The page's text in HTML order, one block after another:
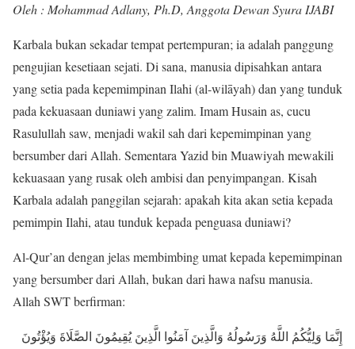
Oleh : Mohammad Adlany, Ph.D, Anggota Dewan Syura IJABI
Karbala bukan sekadar tempat pertempuran; ia adalah panggung
pengujian kesetiaan sejati. Di sana, manusia dipisahkan antara
yang setia pada kepemimpinan Ilahi (al-wilāyah) dan yang tunduk
pada kekuasaan duniawi yang zalim. Imam Husain as, cucu
Rasulullah saw, menjadi wakil sah dari kepemimpinan yang
bersumber dari Allah. Sementara Yazid bin Muawiyah mewakili
kekuasaan yang rusak oleh ambisi dan penyimpangan. Kisah
Karbala adalah panggilan sejarah: apakah kita akan setia kepada
pemimpin Ilahi, atau tunduk kepada penguasa duniawi?
Al-Qur’an dengan jelas membimbing umat kepada kepemimpinan
yang bersumber dari Allah, bukan dari hawa nafsu manusia.
Allah SWT berfirman:
إِنَّمَا وَلِيُّكُمُ اللَّهُ وَرَسُولُهُ وَالَّذِينَ آمَنُوا الَّذِينَ يُقِيمُونَ الصَّلَاةَ وَيُؤْتُونَ